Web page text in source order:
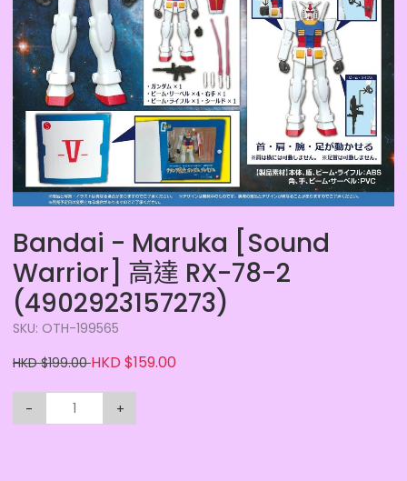
Bandai - Maruka [Sound
Warrior] 高達 RX-78-2
(4902923157273)
SKU: OTH-199565
HKD $199.00HKD $159.00
- +